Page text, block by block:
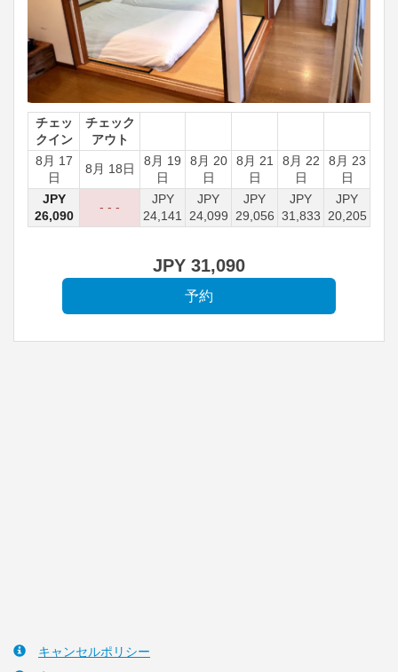
チェッ
クイン
チェック
アウト
8月 17
日
8月 18日
8月 19
日
8月 20
日
8月 21
日
8月 22
日
8月 23
日
JPY
26,090
- - -
JPY
24,141
JPY
24,099
JPY
29,056
JPY
31,833
JPY
20,205
JPY 31,090
キャンセルポリシー